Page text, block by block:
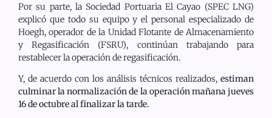
Por su parte, la Sociedad Portuaria El Cayao (SPEC LNG)
explicó que todo su equipo y el personal especializado de
Hoegh, operador de la Unidad Flotante de Almacenamiento
y Regasificación (FSRU), continúan trabajando para
restablecer la operación de regasificación.
Y, de acuerdo con los análisis técnicos realizados, estiman
culminar la normalización de la operación mañana jueves
16 de octubre al finalizar la tarde.